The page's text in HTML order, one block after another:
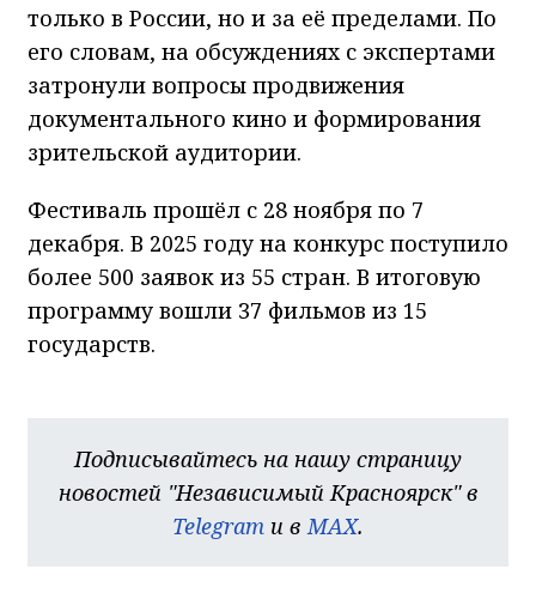
только в России, но и за её пределами. По
его словам, на обсуждениях с экспертами
затронули вопросы продвижения
документального кино и формирования
зрительской аудитории.
Фестиваль прошёл с 28 ноября по 7
декабря. В 2025 году на конкурс поступило
более 500 заявок из 55 стран. В итоговую
программу вошли 37 фильмов из 15
государств.
Подписывайтесь на нашу страницу
новостей "Независимый Красноярск" в
Telegram и в MAX.